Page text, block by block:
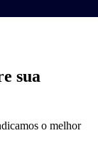
sua
o melhor